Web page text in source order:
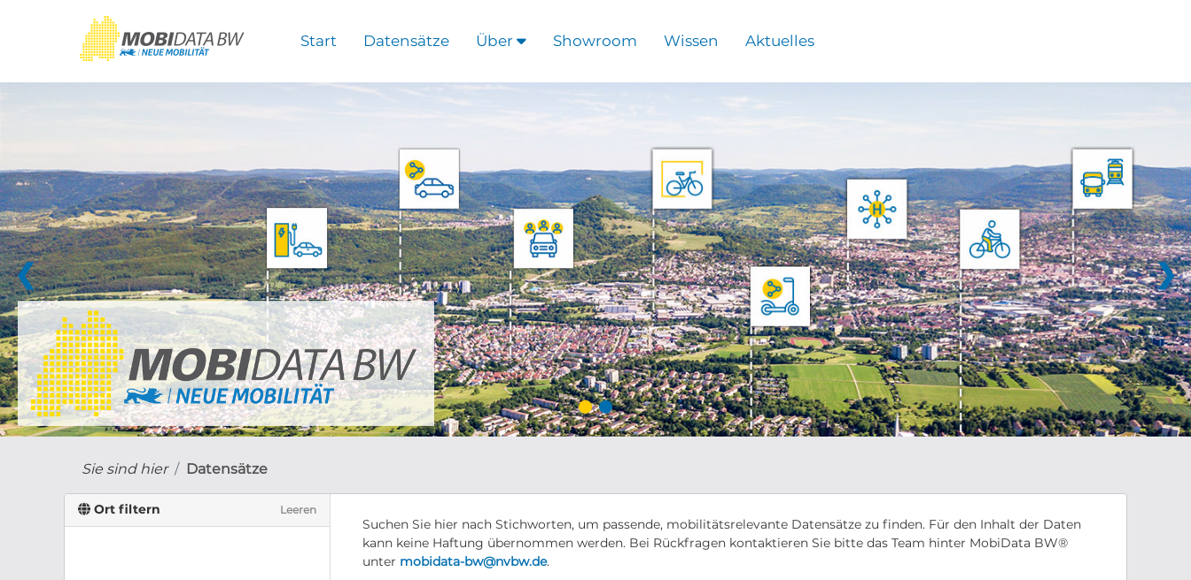
Start Datensätze Über Showroom Wissen Aktuelles
❮ ❯
Sie sind hier Datensätze
Ort filtern Leeren
Suchen Sie hier nach Stichworten, um passende, mobilitätsrelevante Datensätze zu finden. Für den Inhalt der Daten
kann keine Haftung übernommen werden. Bei Rückfragen kontaktieren Sie bitte das Team hinter MobiData BW®
unter mobidata-bw@nvbw.de.